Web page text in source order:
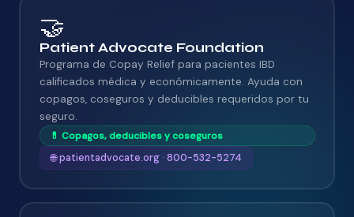
🤝
Patient Advocate Foundation
Programa de Copay Relief para pacientes IBD
calificados médica y económicamente. Ayuda con
copagos, coseguros y deducibles requeridos por tu
seguro.
💊 Copagos, deducibles y coseguros
🌐 patientadvocate.org · 800-532-5274